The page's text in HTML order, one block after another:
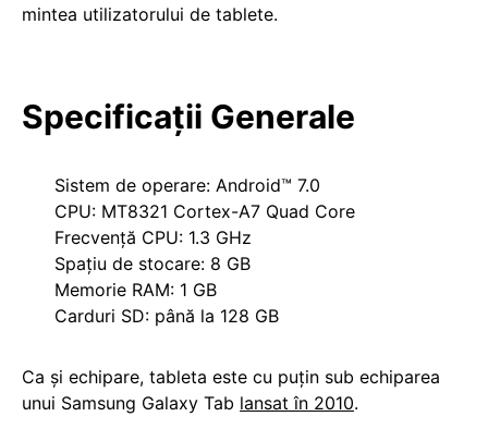
mintea utilizatorului de tablete.
Specificații Generale
Sistem de operare: Android™ 7.0
CPU: MT8321 Cortex-A7 Quad Core
Frecvență CPU: 1.3 GHz
Spațiu de stocare: 8 GB
Memorie RAM: 1 GB
Carduri SD: până la 128 GB
Ca și echipare, tableta este cu puțin sub echiparea
unui Samsung Galaxy Tab lansat în 2010.